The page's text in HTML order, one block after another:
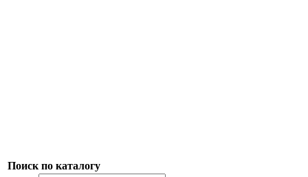
Поиск по каталогу